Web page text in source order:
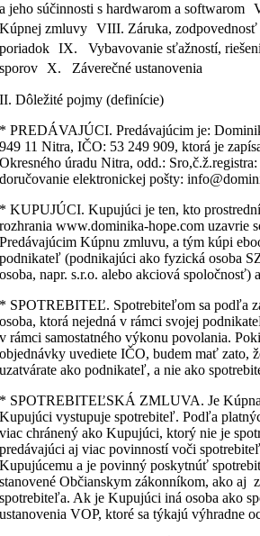
a jeho súčinnosti s hardwarom a softwarom
Kúpnej zmluvy VIII. Záruka, zodpovednosť
poriadok IX. Vybavovanie sťažností,
sporov X. Záverečné ustanovenia
II. Dôležité pojmy (definície)
* PREDÁVAJÚCI. Predávajúcim je:
949 11 Nitra, IČO: 53 249 909, ktorá je
Okresného úradu Nitra, odd.:
doručovanie elektronickej pošty:
* KUPUJÚCI. Kupujúci je ten, kto
rozhrania www.dominika-hope.com uzavrie
Predávajúcim Kúpnu zmluvu, a tým kúpi
podnikateľ (podnikajúci ako fyzická osoba
osoba, napr. s.r.o. alebo akciová spoločnosť)
* SPOTREBITEĽ. Spotrebiteľom sa podľa
osoba, ktorá nejedná v rámci svojej
v rámci samostatného výkonu povolania.
objednávky uvediete IČO, budem mať zato,
uzatvárate ako podnikateľ, a nie ako
* SPOTREBITEĽSKÁ ZMLUVA. Je
Kupujúci vystupuje spotrebiteľ. Podľa
viac chránený ako Kupujúci, ktorý nie je
predávajúci aj viac povinností voči
Kupujúcemu a je povinný poskytnúť
stanovené Občianskym zákonníkom, ako aj
spotrebiteľa. Ak je Kupujúci iná osoba ako
ustanovenia VOP, ktoré sa týkajú výhradne